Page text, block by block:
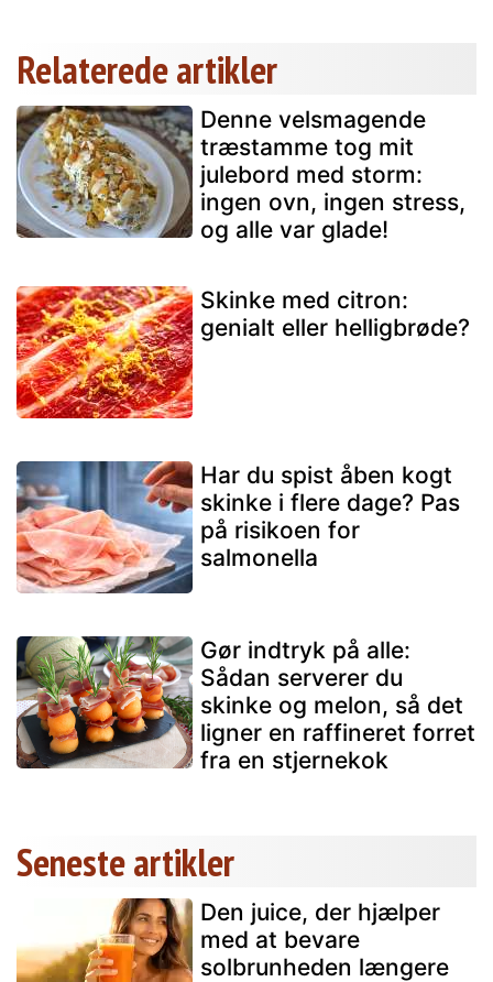
Relaterede artikler
Denne velsmagende
træstamme tog mit
julebord med storm:
ingen ovn, ingen stress,
og alle var glade!
Skinke med citron:
genialt eller helligbrøde?
Har du spist åben kogt
skinke i flere dage? Pas
på risikoen for
salmonella
Gør indtryk på alle:
Sådan serverer du
skinke og melon, så det
ligner en raffineret forret
fra en stjernekok
Seneste artikler
Den juice, der hjælper
med at bevare
solbrunheden længere